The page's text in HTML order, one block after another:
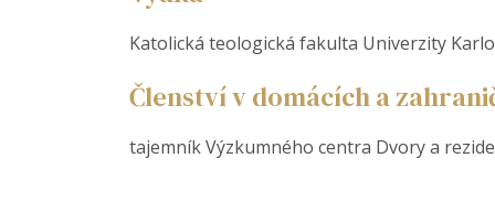
Katolická teologická fakulta Univerzity
Členství v domácích a
tajemník Výzkumného centra Dvory a